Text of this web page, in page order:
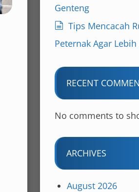
Genteng
Tips Mencacah
Peternak Agar
RECENT
No comments to
ARCHIVES
August 2026